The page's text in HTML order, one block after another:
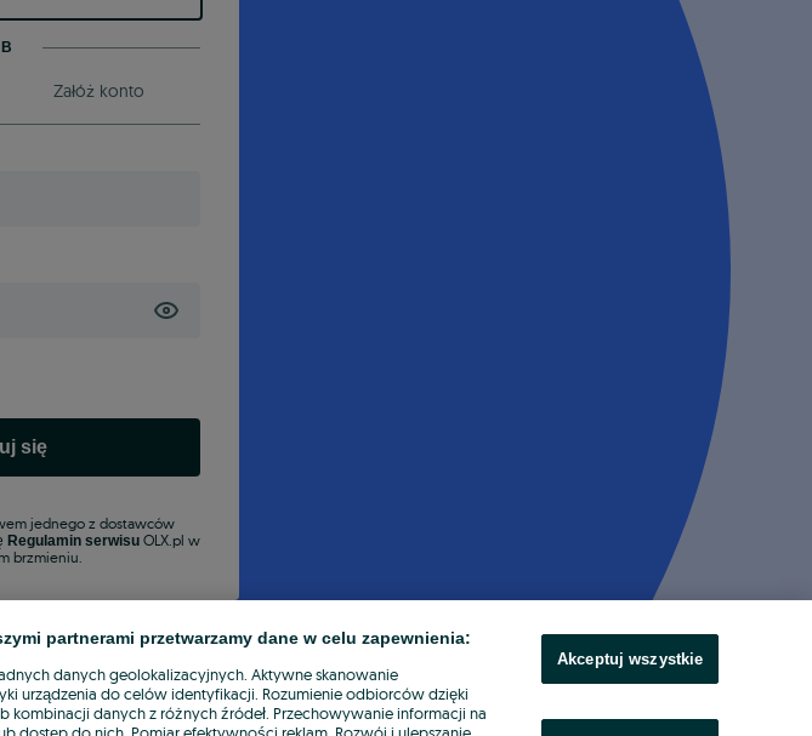
Załóż konto
się
jednego z dostawców
Regulamin serwisuOLX.pl w
brzmieniu.
partnerami przetwarzamy dane w celu zapewnienia:
danych geolokalizacyjnych. Aktywne skanowanie
urządzenia do celów identyfikacji. Rozumienie odbiorców dzięki
kombinacji danych z różnych źródeł. Przechowywanie informacji na
Akceptuj wszystkie